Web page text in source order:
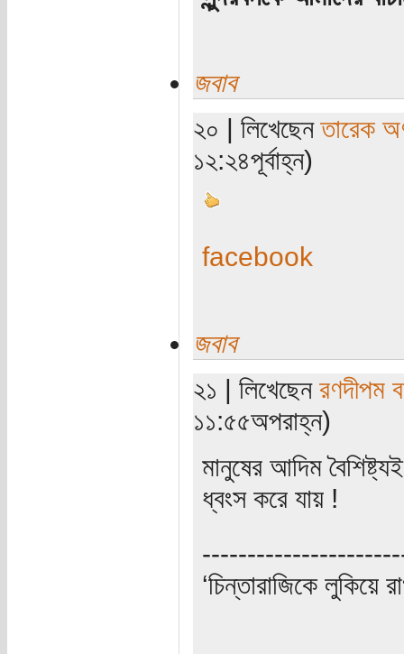
জবাব
২০ | লিখেছেনতারেক
১২:২৪পূর্বাহ্ন)
facebook
জবাব
২১ | লিখেছেন রণদীপম
১১:৫৫অপরাহ্ন)
মানুষের আদিম
ধ্বংস করে যায় !
‘চিন্তারাজিকে লুকিয়ে